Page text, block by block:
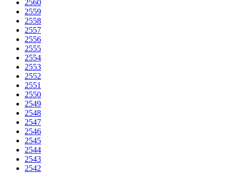
2560
2559
2558
2557
2556
2555
2554
2553
2552
2551
2550
2549
2548
2547
2546
2545
2544
2543
2542